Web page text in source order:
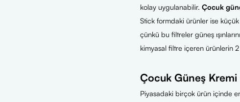
kolay uygulanabilir. Çocuk
Stick formdaki ürünler ise
çünkü bu filtreler güneş
kimyasal filtre içeren ürünlerin 2
Çocuk Güneş Kremi
Piyasadaki birçok ürün içinde